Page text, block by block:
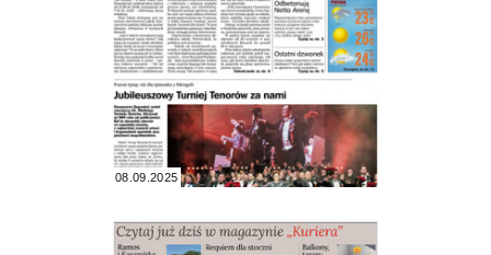
08.09.2025